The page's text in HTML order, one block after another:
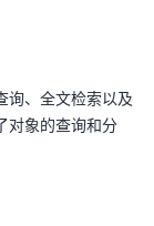
询、全文检索以及
对象的查询和分